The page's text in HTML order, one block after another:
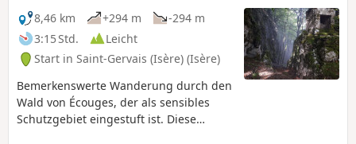
8,46 km
+294 m
-294 m
3:15 Std.
Leicht
Start in Saint-Gervais (Isère) (Isère)
Bemerkenswerte Wanderung durch den
Wald von Écouges, der als sensibles
Schutzgebiet eingestuft ist. Diese